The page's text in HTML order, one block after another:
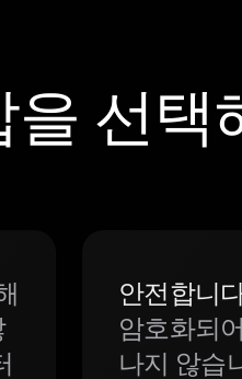
선택
안전합니
암호화되
나지 않습